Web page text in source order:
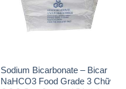
Sodium Bicarbonate – Bicar
NaHCO3 Food Grade 3 Chữ